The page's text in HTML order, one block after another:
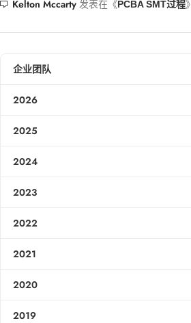
Kelton Mccarty 发表在《PCBA SMT过程》
企业团队
2026
2025
2024
2023
2022
2021
2020
2019